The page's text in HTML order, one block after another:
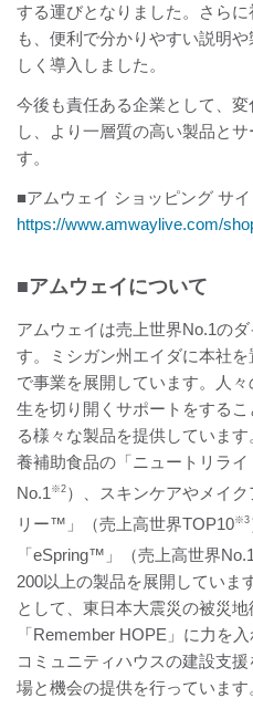
する運びとなりました。さら
も、便利で分かりやすい説明
しく導入しました。
今後も責任ある企業として、
し、より一層質の高い製品と
す。
■アムウェイ ショッピング サイ
https://www.amwaylive.com/
■アムウェイについて
アムウェイは売上世界No.1の
す。ミシガン州エイダに本社
で事業を展開しています。人
生を切り開くサポートをする
る様々な製品を提供していま
養補助食品の「ニュートリラ
No.1 ※2 ）、スキンケアやメイ
リー™」（売上高世界TOP10※3
「eSpring™」（売上高世界No.1
200以上の製品を展開していま
として、東日本大震災の被災
「Remember HOPE」に力を
コミュニティハウスの建設支
場と機会の提供を行っています